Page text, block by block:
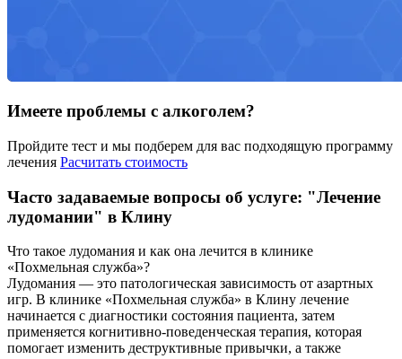
Имеете проблемы с алкоголем?
Пройдите тест и мы подберем для вас подходящую программу
лечения Расчитать стоимость
Часто задаваемые вопросы об услуге: "Лечение
лудомании" в Клину
Что такое лудомания и как она лечится в клинике
«Похмельная служба»?
Лудомания — это патологическая зависимость от азартных
игр. В клинике «Похмельная служба» в Клину лечение
начинается с диагностики состояния пациента, затем
применяется когнитивно-поведенческая терапия, которая
помогает изменить деструктивные привычки, а также